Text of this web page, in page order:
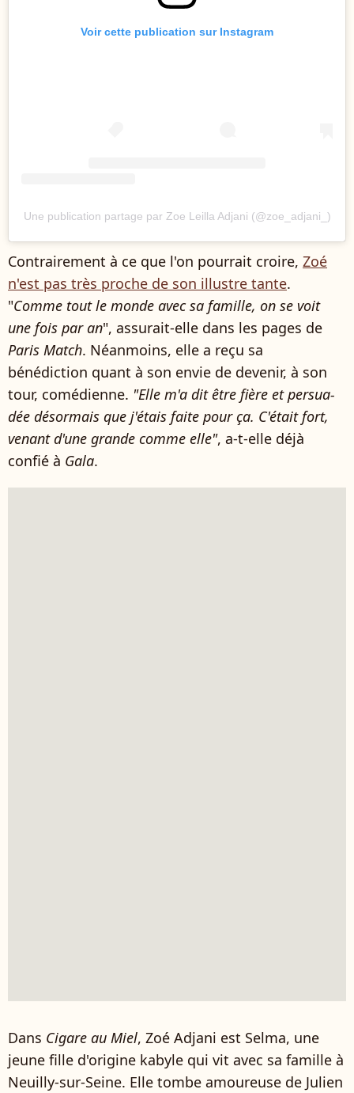
Voir cette publication sur Instagram
Une publication partage par Zoe Leilla Adjani (@zoe_adjani_)
Contrairement à ce que l'on pourrait croire, Zoé
n'est pas très proche de son illustre tante.
"Comme tout le monde avec sa famille, on se voit
une fois par an", assurait-elle dans les pages de
Paris Match. Néanmoins, elle a reçu sa
bénédiction quant à son envie de devenir, à son
tour, comédienne. "Elle m'a dit être fière et persua­
dée désor­mais que j'étais faite pour ça. C'était fort,
venant d'une grande comme elle", a-t-elle déjà
confié à Gala.
Dans Cigare au Miel, Zoé Adjani est Selma, une
jeune fille d'origine kabyle qui vit avec sa famille à
Neuilly-sur-Seine. Elle tombe amoureuse de Julien